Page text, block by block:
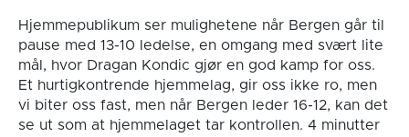
Hjemmepublikum ser mulighetene når Bergen går til
pause med 13-10 ledelse, en omgang med svært lite
mål, hvor Dragan Kondic gjør en god kamp for oss.
Et hurtigkontrende hjemmelag, gir oss ikke ro, men
vi biter oss fast, men når Bergen leder 16-12, kan det
se ut som at hjemmelaget tar kontrollen. 4 minutter